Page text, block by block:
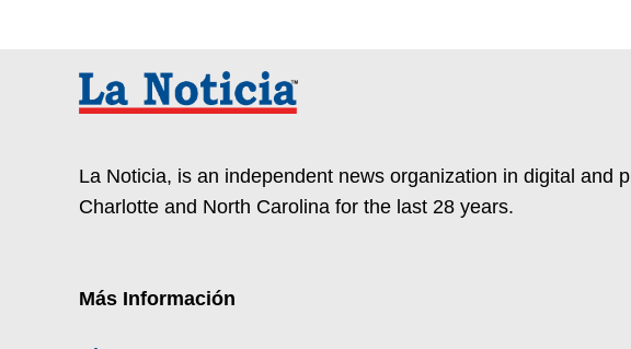
La Noticia, is an independent news organization in digital and
Charlotte and North Carolina for the last 28 years.
Más Información